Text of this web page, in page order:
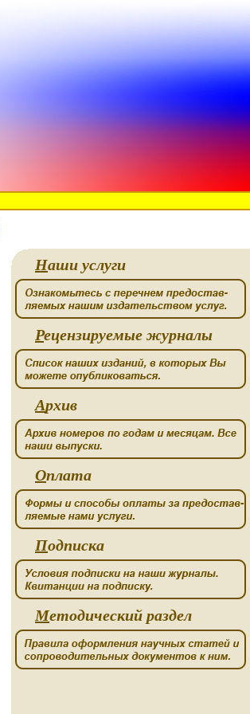
Наши услуги
Рецензируемые журналы
Архив
Оплата
Подписка
Методический раздел